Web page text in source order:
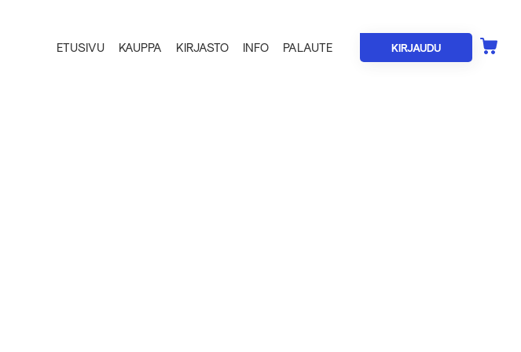
ETUSIVU KAUPPA KIRJASTO INFO PALAUTE KIRJAUDU